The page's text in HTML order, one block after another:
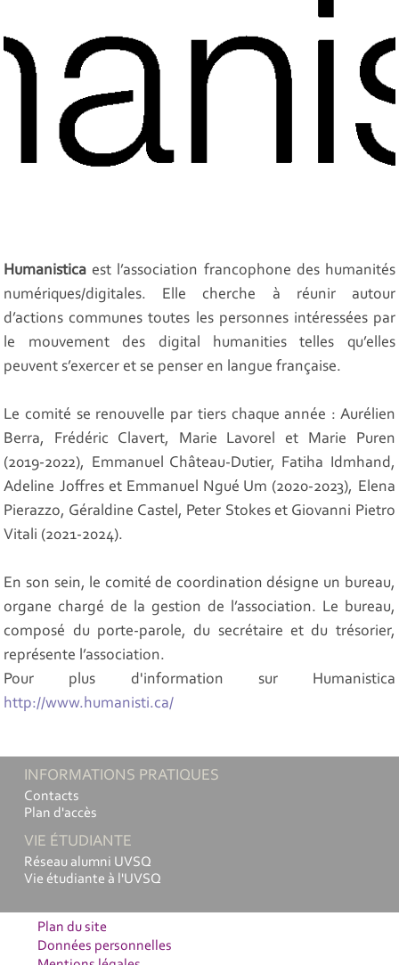
Humanistica est l’association francophone des humanités
numériques/digitales. Elle cherche à réunir autour
d’actions communes toutes les personnes intéressées par
le mouvement des digital humanitiestelles qu’elles
peuvent s’exercer et se penser en langue française.
Le comité se renouvelle par tiers chaque année : Aurélien
Berra, Frédéric Clavert, Marie Lavorel et Marie Puren
(2019-2022), Emmanuel Château-Dutier, Fatiha Idmhand,
Adeline Joffres et Emmanuel Ngué Um (2020-2023), Elena
Pierazzo, Géraldine Castel, Peter Stokes et Giovanni Pietro
Vitali (2021-2024).
En son sein, le comité de coordination désigne un bureau,
organe chargé de la gestion de l’association. Le bureau,
composé du porte-parole, du secrétaire et du trésorier,
représente l’association.
Pour plus d'information sur Humanistica
http://www.humanisti.ca/
INFORMATIONS PRATIQUES
Contacts
Plan d'accès
VIE ÉTUDIANTE
Réseau alumni UVSQ
Vie étudiante à l'UVSQ
Plan du site
Données personnelles